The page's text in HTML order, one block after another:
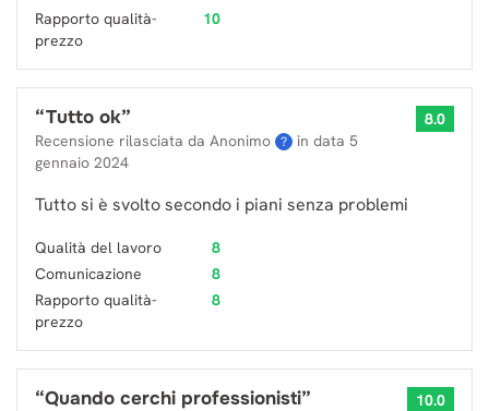
Rapporto qualità-
prezzo
10
“Tutto ok”
Recensione rilasciata da Anonimo ? in data 5
gennaio 2024
8.0
Tutto si è svolto secondo i piani senza problemi
Qualità del lavoro
8
Comunicazione
8
Rapporto qualità-
prezzo
8
“Quando cerchi professionisti” 10.0